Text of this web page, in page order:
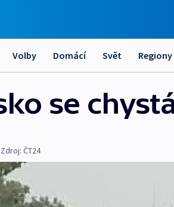
Volby Domácí Svět Regiony
se
Zdroj: ČT24